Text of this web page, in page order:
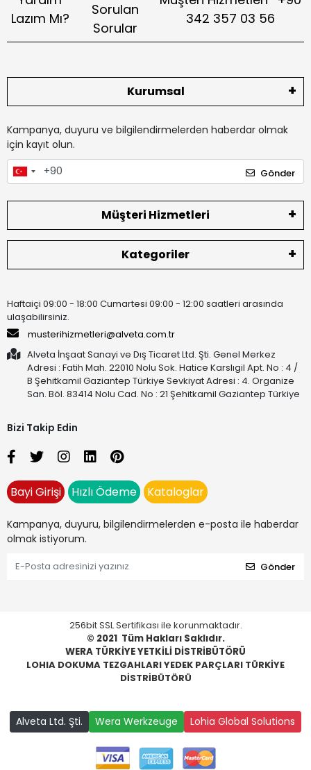
Lazım Mı?
Sorulan
Sorular
342 357 03 56
Kurumsal
Kampanya, duyuru ve bilgilendirmelerden haberdar olmak
için kayıt olun.
Gönder
Müşteri Hizmetleri
Kategoriler
Haftaiçi 09:00 - 18:00 Cumartesi 09:00 - 12:00 saatleri arasında
ulaşabilirsiniz.
musterihizmetleri@alveta.com.tr
Alveta İnşaat Sanayi ve Dış Ticaret Ltd. Şti. Genel Merkez
Adresi : Fatih Mah. 22010 Nolu Sok. Hatice Karslıgil Apt. No : 4 /
B Şehitkamil Gaziantep Türkiye Sevkiyat Adresi : 4. Organize
San. Böl. 83414 Nolu Cad. No : 21 Şehitkamil Gaziantep Türkiye
Bizi Takip Edin
Bayi Girişi Hızlı Ödeme Kataloglar
Kampanya, duyuru, bilgilendirmelerden e-posta ile haberdar
olmak istiyorum.
Gönder
256bit SSL Sertifikası ile korunmaktadır.
© 2021 Tüm Hakları Saklıdır.
WERA TÜRKİYE YETKİLİ DİSTRİBÜTÖRÜ
LOHIA DOKUMA TEZGAHLARI YEDEK PARÇLARI TÜRKİYE
DİSTRİBÜTÖRÜ
Alveta Ltd. Şti. Wera Werkzeuge Lohia Global Solutions